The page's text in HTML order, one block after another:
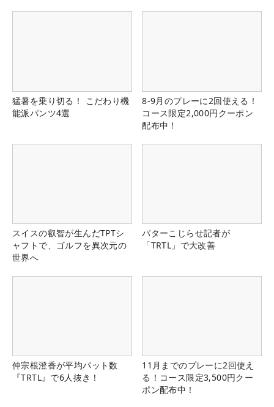
猛暑を乗り切る！ こだわり機
能派パンツ4選
8-9月のプレーに2回使える！
コース限定2,000円クーポン
配布中！
スイスの叡智が生んだTPTシ
ャフトで、ゴルフを異次元の
世界へ
パターこじらせ記者が
「TRTL」で大改善
仲宗根澄香が平均パット数
『TRTL』で6人抜き！
11月までのプレーに2回使え
る！コース限定3,500円クー
ポン配布中！